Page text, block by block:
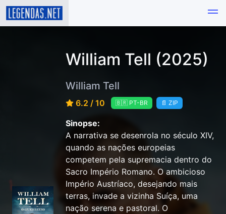
William Tell (2025)
William Tell
6.2 / 10 🇧🇷 PT-BR 📄 ZIP
Sinopse:
A narrativa se desenrola no século XIV,
quando as nações europeias
competem pela supremacia dentro do
Sacro Império Romano. O ambicioso
Império Austríaco, desejando mais
terras, invade a vizinha Suíça, uma
nação serena e pastoral. O